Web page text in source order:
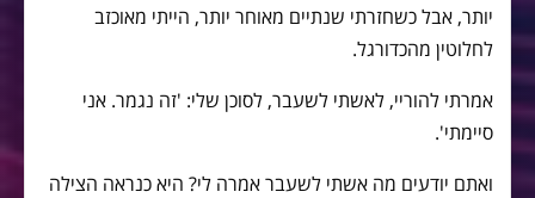
יותר, אבל כשחזרתי שנתיים מאוחר יותר, הייתי מאוכזב
לחלוטין מהכדורגל.
אמרתי להוריי, לאשתי לשעבר, לסוכן שלי: 'זה נגמר. אני
סיימתי'.
ואתם יודעים מה אשתי לשעבר אמרה לי? היא כנראה הצילה